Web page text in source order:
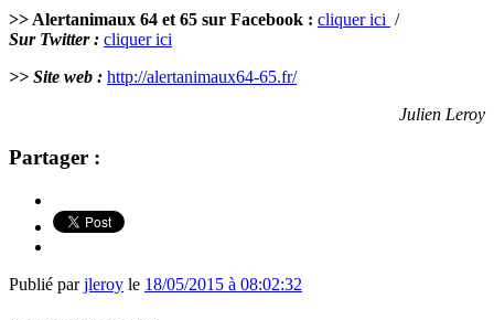
>> Alertanimaux 64 et 65 sur Facebook : cliquer ici /
Sur Twitter: cliquer ici
>> Site web : http://alertanimaux64-65.fr/
Julien Leroy
Partager :
Publié parjleroy le 18/05/2015 à 08:02:32